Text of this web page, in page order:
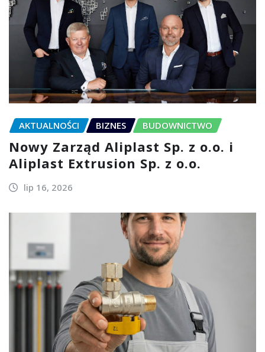
AKTUALNOŚCI BIZNES BUDOWNICTWO
Nowy Zarząd Aliplast Sp. z o.o. i
Aliplast Extrusion Sp. z o.o.
lip 16, 2026